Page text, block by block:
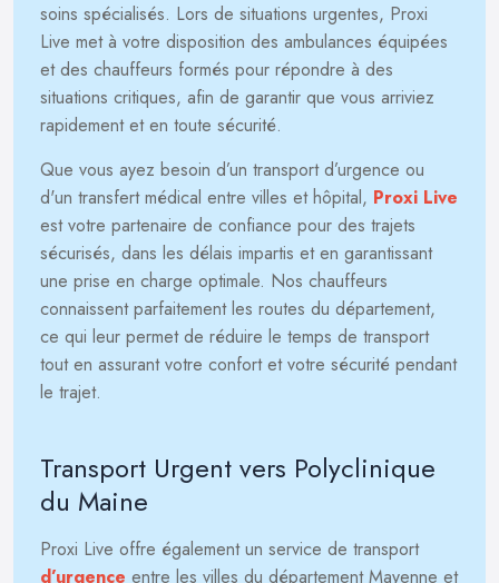
soins spécialisés. Lors de situations urgentes, Proxi
Live met à votre disposition des ambulances équipées
et des chauffeurs formés pour répondre à des
situations critiques, afin de garantir que vous arriviez
rapidement et en toute sécurité.
Que vous ayez besoin d’un transport d’urgence ou
d'un transfert médical entre villes et hôpital, Proxi Live
est votre partenaire de confiance pour des trajets
sécurisés, dans les délais impartis et en garantissant
une prise en charge optimale. Nos chauffeurs
connaissent parfaitement les routes du département,
ce qui leur permet de réduire le temps de transport
tout en assurant votre confort et votre sécurité pendant
le trajet.
Transport Urgent vers Polyclinique
du Maine
Proxi Live offre également un service de transport
d’urgence entre les villes du département Mayenne et